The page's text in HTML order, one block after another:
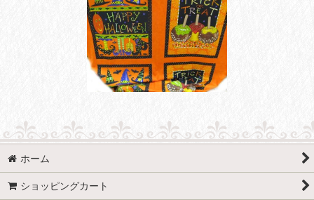
ホーム
ショッピングカート